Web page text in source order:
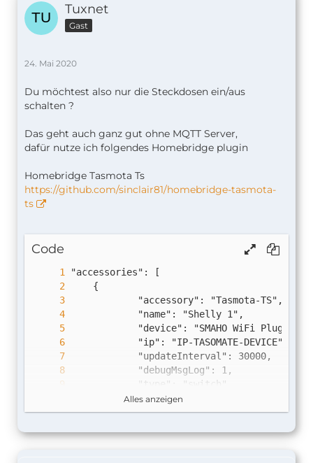
Tuxnet
Gast
24. Mai 2020
Du möchtest also nur die Steckdosen ein/aus
schalten ?
Das geht auch ganz gut ohne MQTT Server,
dafür nutze ich folgendes Homebridge plugin
Homebridge Tasmota Ts
https://github.com/sinclair81/homebridge-tasmota-
ts
Code
Alles anzeigen